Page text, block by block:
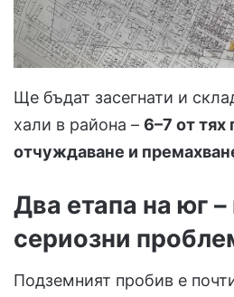
Ще бъдат засегнати и
хали в района – 6–7 от
отчуждаване и
Два етапа на юг –
сериозни
Подземният пробив е